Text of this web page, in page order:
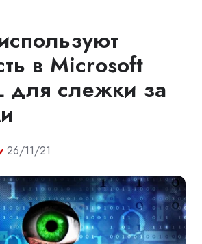
в Microsoft
для слежки за
26/11/21